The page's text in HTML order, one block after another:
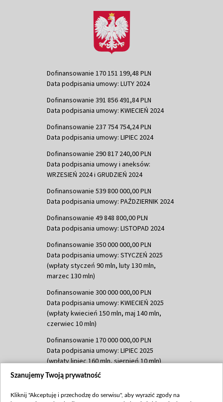
Dofinansowanie 170 151 199,48 PLN
Data podpisania umowy: LUTY 2024
Dofinansowanie 391 856 491,84 PLN
Data podpisania umowy: KWIECIEŃ 2024
Dofinansowanie 237 754 754,24 PLN
Data podpisania umowy: LIPIEC 2024
Dofinansowanie 290 817 240,00 PLN
Data podpisania umowy i aneksów:
WRZESIEŃ 2024 i GRUDZIEŃ 2024
Dofinansowanie 539 800 000,00 PLN
Data podpisania umowy: PAŹDZIERNIK 2024
Dofinansowanie 49 848 800,00 PLN
Data podpisania umowy: LISTOPAD 2024
Dofinansowanie 350 000 000,00 PLN
Data podpisania umowy: STYCZEŃ 2025
(wpłaty styczeń 90 mln, luty 130 mln,
marzec 130 mln)
Dofinansowanie 300 000 000,00 PLN
Data podpisania umowy: KWIECIEŃ 2025
(wpłaty kwiecień 150 mln, maj 140 mln,
czerwiec 10 mln)
Dofinansowanie 170 000 000,00 PLN
Data podpisania umowy: LIPIEC 2025
(wpłaty lipiec 160 mln, sierpień 10 mln)
Dofinansowanie 60 000 000,00 PLN
(wpłata wrzesień 60 mln)
Szanujemy Twoją prywatność
Kliknij "Akceptuję i przechodzę do serwisu", aby wyrazić zgody na